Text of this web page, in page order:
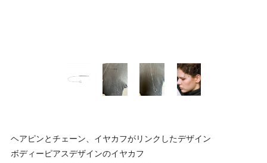
ヘアピンとチェーン、イヤカフがリンクしたデザイン
ボディーピアスデザインのイヤカフ